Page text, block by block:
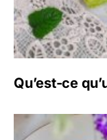
Qu’est-ce